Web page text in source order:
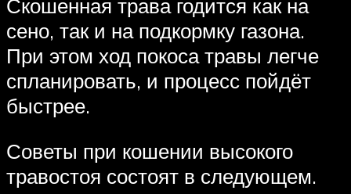
Скошенная трава годится как на
сено, так и на подкормку газона.
При этом ход покоса травы легче
спланировать, и процесс пойдёт
быстрее.
Советы при кошении высокого
травостоя состоят в следующем.